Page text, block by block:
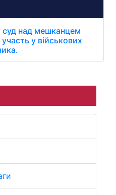
суд над мешканцем
у військових